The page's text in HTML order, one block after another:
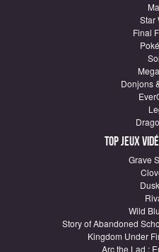
Star
Final
Donjons
Top Jeux
Grave
Wild
Story of Abandoned
Kingdom Under
Arc the Lad :